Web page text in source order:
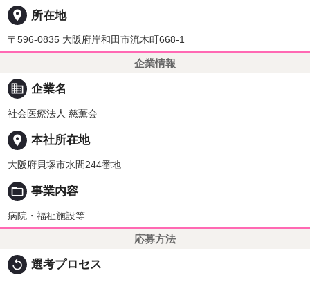
place 所在地
〒596-0835 大阪府岸和田市流木町668-1
企業情報
business 企業名
社会医療法人 慈薫会
place 本社所在地
大阪府貝塚市水間244番地
folder_open 事業内容
病院・福祉施設等
応募方法
replay 選考プロセス